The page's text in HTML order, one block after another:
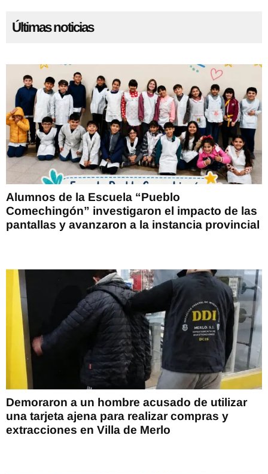
Últimas noticias
Alumnos de la Escuela “Pueblo
Comechingón” investigaron el impacto de las
pantallas y avanzaron a la instancia provincial
Demoraron a un hombre acusado de utilizar
una tarjeta ajena para realizar compras y
extracciones en Villa de Merlo